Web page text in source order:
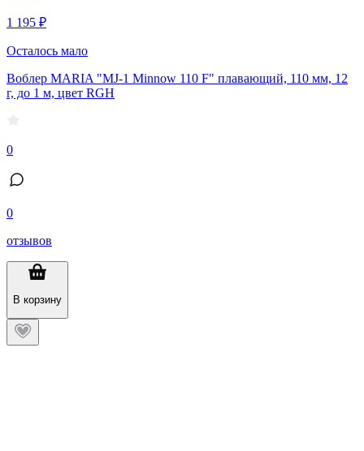
1 195 ₽
Осталось мало
Воблер MARIA "MJ-1 Minnow 110 F" плавающий, 110 мм, 12
г, до 1 м, цвет RGH
0
0
отзывов
В корзину